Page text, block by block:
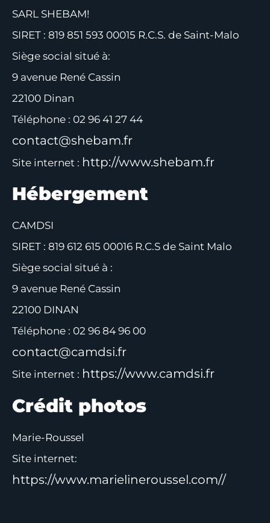
SARL SHEBAM!
SIRET : 819 851 593 00015 R.C.S. de Saint-Malo
Siège social situé à:
9 avenue René Cassin
22100 Dinan
Téléphone : 02 96 41 27 44
contact@shebam.fr
Site internet : http://www.shebam.fr
Hébergement
CAMDSI
SIRET : 819 612 615 00016 R.C.S de Saint Malo
Siège social situé à :
9 avenue René Cassin
22100 DINAN
Téléphone : 02 96 84 96 00
contact@camdsi.fr
Site internet : https://www.camdsi.fr
Crédit photos
Marie-Roussel
Site internet:
https://www.marielineroussel.com//